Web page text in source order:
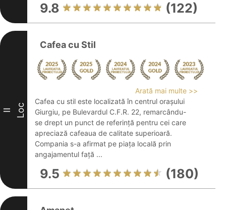
9.8 (122)
II Loc
Cafea cu Stil
Arată mai multe >>
Cafea cu stil este localizată în centrul orașului
Giurgiu, pe Bulevardul C.F.R. 22, remarcându-
se drept un punct de referință pentru cei care
apreciază cafeaua de calitate superioară.
Compania s-a afirmat pe piața locală prin
angajamentul față ...
9.5 (180)